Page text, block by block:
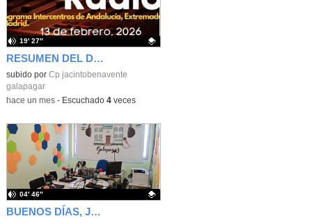
RESUMEN DEL DÍA MUNDIAL DE LA RADIO Y LA I.A. PROGRAMA COLABORATIVO
Contenido educativo.
subido por Cp jacintobenavente
galapagar
19′ 27″
-hace un mes- Escuchado 4veces
BUENOS DÍAS, JACINTO BENAVENTE: viernes, 19 de junio de 2026
04′ 46″